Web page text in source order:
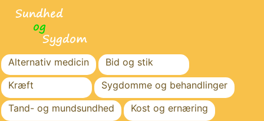
Alternativ medicin
Bid og stik
Kræft
Sygdomme og behandlinger
Tand- og mundsundhed
Kost og ernæring